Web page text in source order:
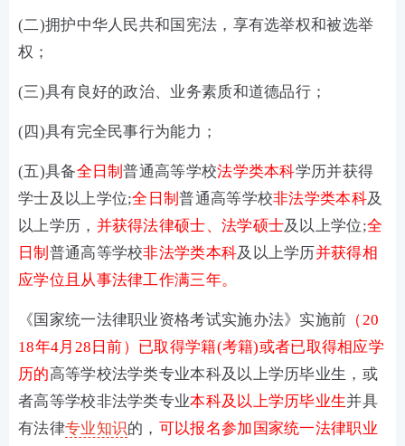
(二)拥护中华人民共和国宪法，享有选举权和被选举
权；
(三)具有良好的政治、业务素质和道德品行；
(四)具有完全民事行为能力；
(五)具备全日制普通高等学校法学类本科学历并获得
学士及以上学位;全日制普通高等学校非法学类本科及
以上学历， 并获得法律硕士、法学硕士及以上学位;全
日制 普通高等学校非法学类本科及以上学历并获得相
应学位且从事法律工作满三年。
《国家统一法律职业资格考试实施办法》实施前 （20
18年4月28日前）已取得学籍(考籍)或者已取得相应学
历的高等学校法学类专业本科及以上学历毕业生，或
者高等学校非法学类专业本科及以上学历毕业生并具
有法律专业知识的， 可以报名参加国家统一法律职业